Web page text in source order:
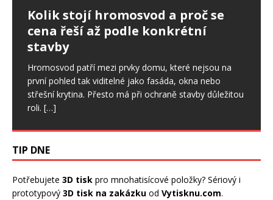
Kolik stojí hromosvod a proč se
cena řeší až podle konkrétní
stavby
Hromosvod patří mezi prvky domu, které nejsou na
první pohled tak viditelné jako fasáda, okna nebo
střešní krytina. Přesto má při ochraně stavby důležitou
roli. […]
Ptáci ve fasádě: jak postupovat,
když poškodí zateplení domu
Drobné otvory ve fasádě se snadno přehlédnou. U
většího problému. Ptáci dokážou narušit omítku,
výztužnou vrstvu i samotnou izolaci.[…]
Nepřítel stres: Ovlivňuje i spánek,
svaly či zdraví ústní dutiny
Stres je sice běžnou součástí našich životů a v určité
míře je pro nás důležitý. Pokud však trvá dlouhodobě,
začíná ovlivňovat celý organismus, a to[…]
TIP DNE
Potřebujete 3D tisk pro mnohatisícové položky? Sériový i
prototypový 3D tisk na zakázku od Vytisknu.com.